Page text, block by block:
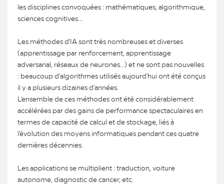
les disciplines convoquées : mathématiques, algorithmique,
sciences cognitives...
Les méthodes d'IA sont très nombreuses et diverses
(apprentissage par renforcement, apprentissage
adversarial, réseaux de neurones...) et ne sont pas nouvelles
: beaucoup d'algorithmes utilisés aujourd'hui ont été conçus
il y a plusieurs dizaines d'années.
L'ensemble de ces méthodes ont été considérablement
accélérées par des gains de performance spectaculaires en
termes de capacité de calcul et de stockage, liés à
l'évolution des moyens informatiques pendant ces quatre
dernières décennies.
Les applications se multiplient : traduction, voiture
autonome, diagnostic de cancer, etc.